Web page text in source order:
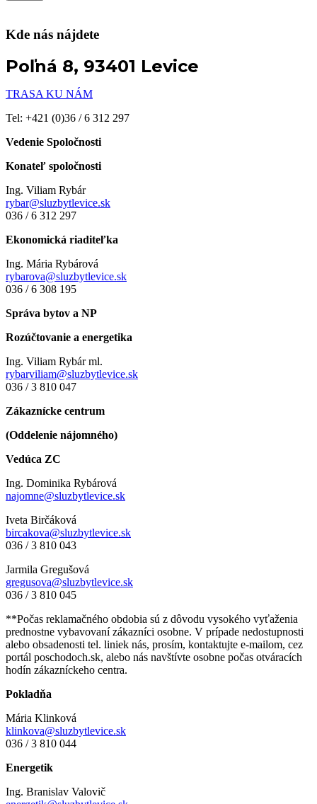
Kde nás nájdete
Poľná 8, 93401 Levice
TRASA KU NÁM
Tel: +421 (0)36 / 6 312 297
Vedenie Spoločnosti
Konateľ spoločnosti
Ing. Viliam Rybár
rybar@sluzbytlevice.sk
036 / 6 312 297
Ekonomická riaditeľka
Ing. Mária Rybárová
rybarova@sluzbytlevice.sk
036 / 6 308 195
Správa bytov a NP
Rozúčtovanie a energetika
Ing. Viliam Rybár ml.
rybarviliam@sluzbytlevice.sk
036 / 3 810 047
Zákaznícke centrum
(Oddelenie nájomného)
Vedúca ZC
Ing. Dominika Rybárová
najomne@sluzbytlevice.sk
Iveta Birčáková
bircakova@sluzbytlevice.sk
036 / 3 810 043
Jarmila Gregušová
gregusova@sluzbytlevice.sk
036 / 3 810 045
**Počas reklamačného obdobia sú z dôvodu vysokého vyťaženia
prednostne vybavovaní zákazníci osobne. V prípade nedostupnosti
alebo obsadenosti tel. liniek nás, prosím, kontaktujte e-mailom, cez
portál poschodoch.sk, alebo nás navštívte osobne počas otváracích
hodín zákazníckeho centra.
Pokladňa
Mária Klinková
klinkova@sluzbytlevice.sk
036 / 3 810 044
Energetik
Ing. Branislav Valovič